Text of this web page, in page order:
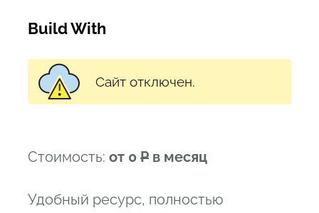
Build With
Сайт отключен.
Стоимость: от 0 Р в месяц
Удобный ресурс, полностью